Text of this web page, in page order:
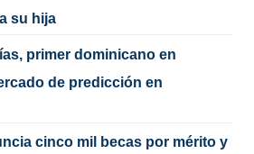
su hija
primer dominicano en
de predicción en
cinco mil becas por mérito y